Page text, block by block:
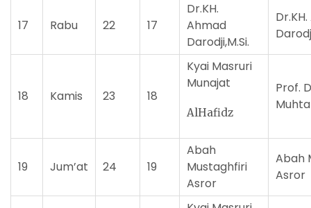
17 Rabu 22 17
Dr.KH.
Ahmad
Darodji,M.Si.
18 Kamis 23 18
Kyai Masruri
Munajat
AlHafidz
Prof.
19 Jum’at 24 19
Abah
Mustaghfiri
Asror
Abah
Asror